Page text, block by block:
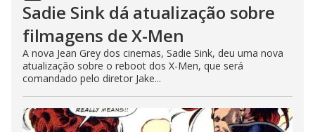
Sadie Sink dá atualização sobre
filmagens de X-Men
A nova Jean Grey dos cinemas, Sadie Sink, deu uma nova
atualização sobre o reboot dos X-Men, que será
comandado pelo diretor Jake...